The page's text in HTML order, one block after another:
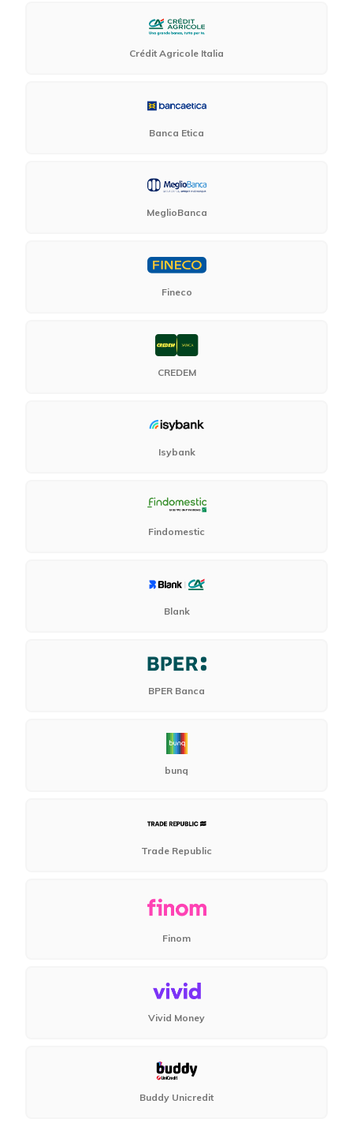
Crédit Agricole Italia
Banca Etica
MeglioBanca
Fineco
CREDEM
Isybank
Findomestic
Blank
BPER Banca
bunq
Trade Republic
Finom
Vivid Money
Buddy Unicredit